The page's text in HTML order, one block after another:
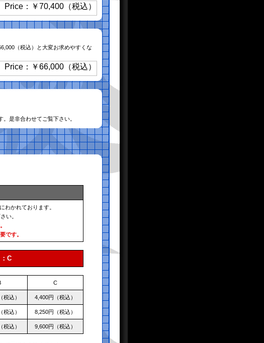
（税込）と大変お求めやすくな
是非合わせてご覧下さい。
わかれております。
い。
です。
C
C
税込） 4,400円（税込）
税込） 8,250円（税込）
税込） 9,600円（税込）